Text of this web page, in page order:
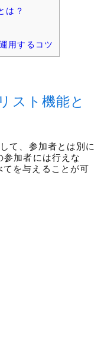
は？
用するコツ
スト機能と
て、参加者とは別に
参加者には行えな
を与えることが可